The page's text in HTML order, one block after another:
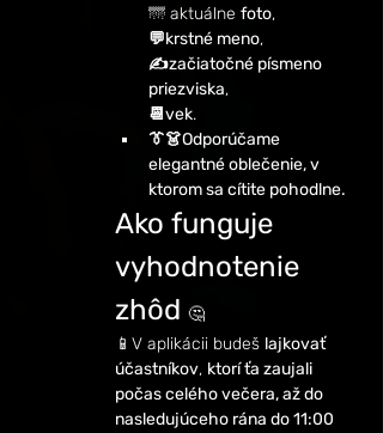
🌁 aktuálne foto,
💬krstné meno,
✍️začiatočné písmeno
priezviska,
📆vek.
👔👗Odporúčame
elegantné oblečenie, v
ktorom sa cítite pohodlne.
Ako funguje
vyhodnotenie
zhôd 🤔
📱V aplikácii budeš lajkovať
účastníkov, ktorí ťa zaujali
počas celého večera, až do
nasledujúceho rána do 11:00